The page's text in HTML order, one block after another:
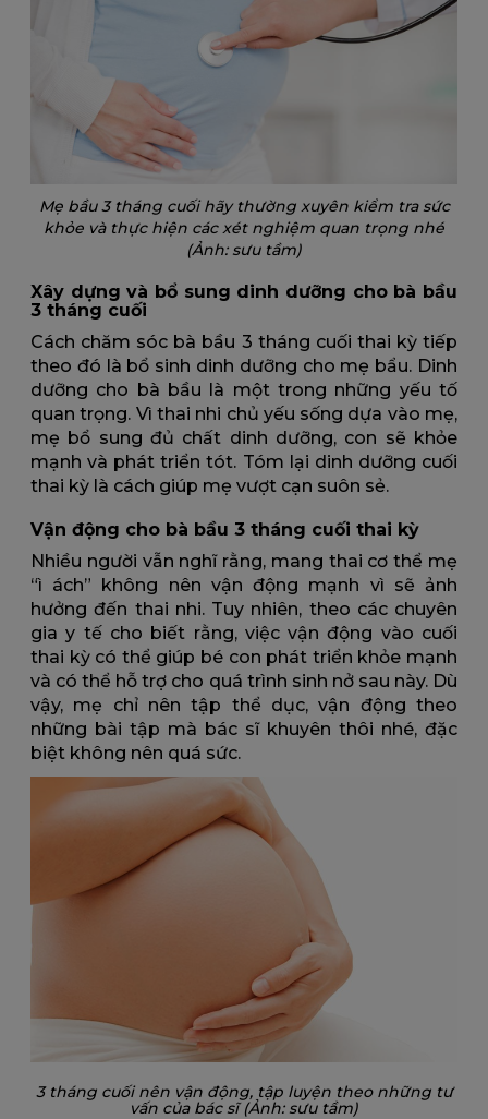
Mẹ bầu 3 tháng cuối hãy thường xuyên kiểm tra sức
khỏe và thực hiện các xét nghiệm quan trọng nhé
(Ảnh: sưu tầm)
Xây dựng và bổ sung dinh dưỡng cho bà bầu
3 tháng cuối
Cách chăm sóc bà bầu 3 tháng cuối thai kỳ tiếp
theo đó là bổ sinh dinh dưỡng cho mẹ bẩu. Dinh
dưỡng cho bà bầu là một trong những yếu tố
quan trọng. Vì thai nhi chủ yếu sống dựa vào mẹ,
mẹ bổ sung đủ chất dinh dưỡng, con sẽ khỏe
mạnh và phát triển tót. Tóm lại dinh dưỡng cuối
thai kỳ là cách giúp mẹ vượt cạn suôn sẻ.
Vận động cho bà bầu 3 tháng cuối thai kỳ
Nhiều người vẫn nghĩ rằng, mang thai cơ thể mẹ
“ì ách” không nên vận động mạnh vì sẽ ảnh
hưởng đến thai nhi. Tuy nhiên, theo các chuyên
gia y tế cho biết rằng, việc vận động vào cuối
thai kỳ có thể giúp bé con phát triển khỏe mạnh
và có thể hỗ trợ cho quá trình sinh nở sau này. Dù
vậy, mẹ chỉ nên tập thể dục, vận động theo
những bài tập mà bác sĩ khuyên thôi nhé, đặc
biệt không nên quá sức.
3 tháng cuối nên vận động, tập luyện theo những tư
vấn của bác sĩ (Ảnh: sưu tầm)